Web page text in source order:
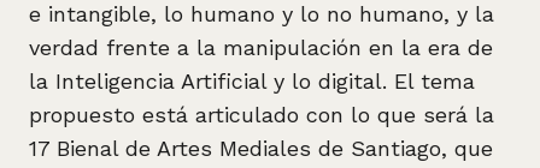
e intangible, lo humano y lo no humano, y la
verdad frente a la manipulación en la era de
la Inteligencia Artificial y lo digital. El tema
propuesto está articulado con lo que será la
17 Bienal de Artes Mediales de Santiago, que